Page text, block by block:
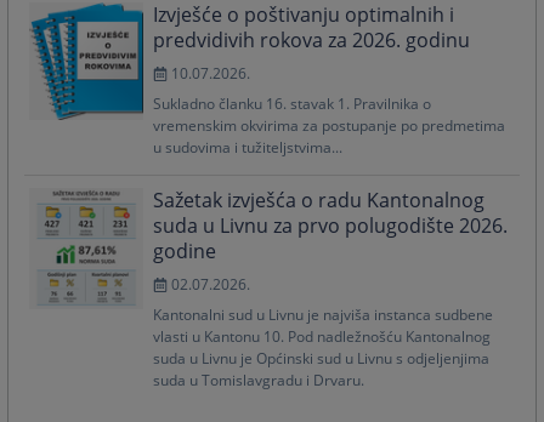
Izvješće o poštivanju optimalnih i
predvidivih rokova za 2026. godinu
10.07.2026.
Sukladno članku 16. stavak 1. Pravilnika o
vremenskim okvirima za postupanje po predmetima
u sudovima i tužiteljstvima...
Sažetak izvješća o radu Kantonalnog
suda u Livnu za prvo polugodište 2026.
godine
02.07.2026.
Kantonalni sud u Livnu je najviša instanca sudbene
vlasti u Kantonu 10. Pod nadležnošću Kantonalnog
suda u Livnu je Općinski sud u Livnu s odjeljenjima
suda u Tomislavgradu i Drvaru.